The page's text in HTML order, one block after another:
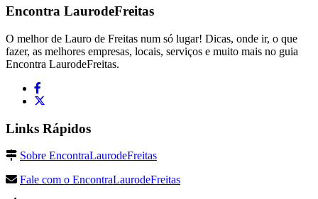
Encontra LaurodeFreitas
O melhor de Lauro de Freitas num só lugar! Dicas, onde ir, o que
fazer, as melhores empresas, locais, serviços e muito mais no guia
Encontra LaurodeFreitas.
Links Rápidos
Sobre EncontraLaurodeFreitas
Fale com o EncontraLaurodeFreitas